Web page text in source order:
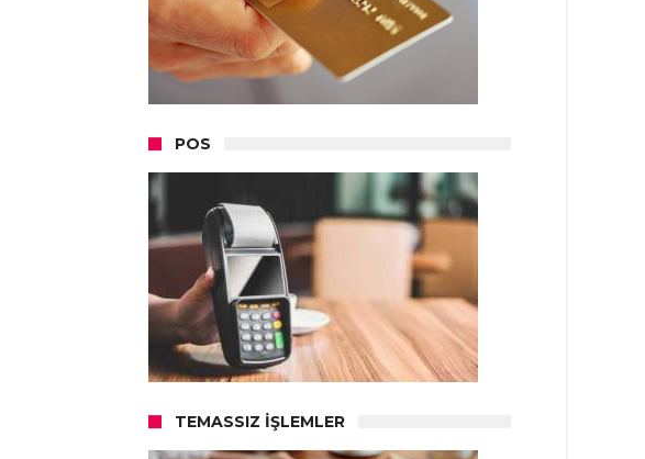
POS
TEMASSIZ İŞLEMLER